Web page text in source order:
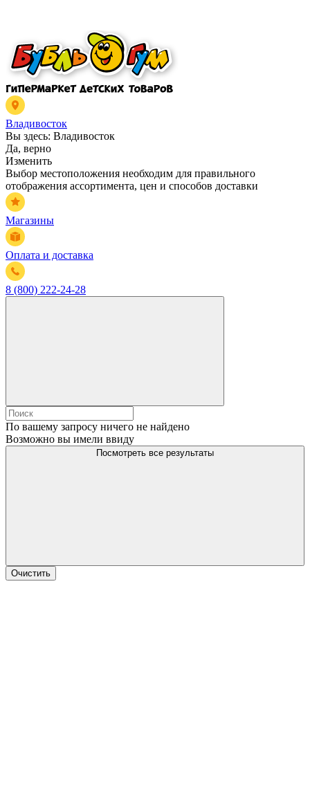
Владивосток
Вы здесь: Владивосток
Да, верно
Изменить
Выбор местоположения необходим для правильного
отображения ассортимента, цен и способов доставки
Магазины
Оплата и доставка
8 (800) 222-24-28
По вашему запросу ничего не найдено
Возможно вы имели ввиду
Посмотреть все результаты
Очистить